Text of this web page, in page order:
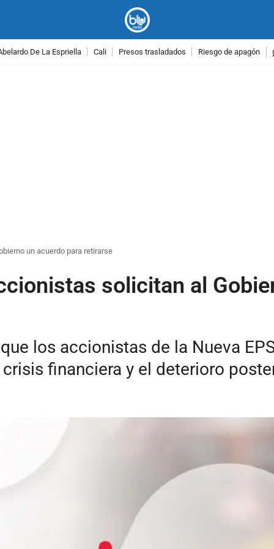
De La Espriella Cali Presos trasladados Riesgo de apagón
un acuerdo para retirarse
solicitan al
los accionistas de la Nueva
financiera y el deterioro